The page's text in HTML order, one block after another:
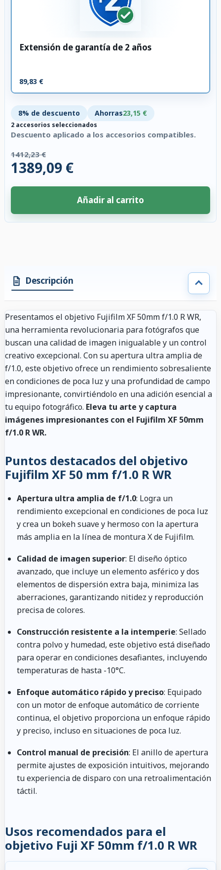
Extensión de garantía de 2 años
89,83 €
8% de descuento Ahorras23,15 €
2 accesorios seleccionados
Descuento aplicado a los accesorios compatibles.
1412,23 €
1389,09 €
Añadir al carrito
Descripción
Presentamos el objetivo Fujifilm XF 50mm f/1.0 R WR,
una herramienta revolucionaria para fotógrafos que
buscan una calidad de imagen inigualable y un control
creativo excepcional. Con su apertura ultra amplia de
f/1.0, este objetivo ofrece un rendimiento sobresaliente
en condiciones de poca luz y una profundidad de campo
impresionante, convirtiéndolo en una adición esencial a
tu equipo fotográfico. Eleva tu arte y captura
imágenes impresionantes con el Fujifilm XF 50mm
f/1.0 R WR.
Puntos destacados del objetivo
Fujifilm XF 50 mm f/1.0 R WR
Apertura ultra amplia de f/1.0: Logra un
rendimiento excepcional en condiciones de poca luz
y crea un bokeh suave y hermoso con la apertura
más amplia en la línea de montura X de Fujifilm.
Calidad de imagen superior: El diseño óptico
avanzado, que incluye un elemento asférico y dos
elementos de dispersión extra baja, minimiza las
aberraciones, garantizando nitidez y reproducción
precisa de colores.
Construcción resistente a la intemperie: Sellado
contra polvo y humedad, este objetivo está diseñado
para operar en condiciones desafiantes, incluyendo
temperaturas de hasta -10°C.
Enfoque automático rápido y preciso: Equipado
con un motor de enfoque automático de corriente
continua, el objetivo proporciona un enfoque rápido
y preciso, incluso en situaciones de poca luz.
Control manual de precisión: El anillo de apertura
permite ajustes de exposición intuitivos, mejorando
tu experiencia de disparo con una retroalimentación
táctil.
Usos recomendados para el
objetivo Fuji XF 50mm f/1.0 R WR